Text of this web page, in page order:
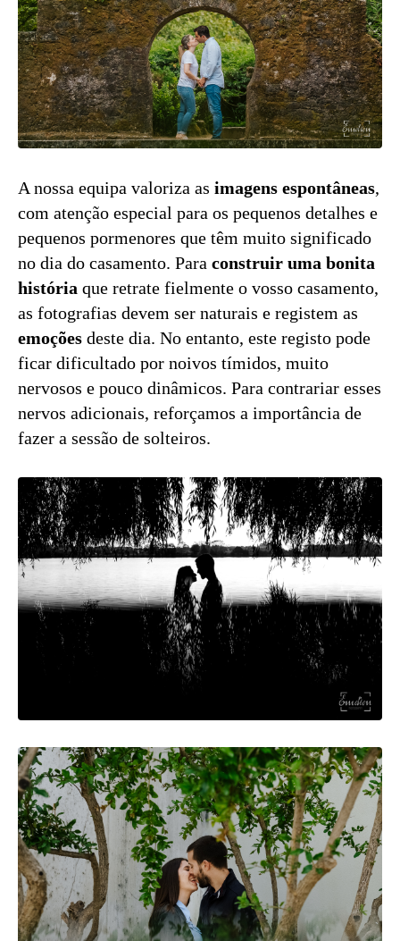
A nossa equipa valoriza as imagens espontâneas,
com atenção especial para os pequenos detalhes e
pequenos pormenores que têm muito significado
no dia do casamento. Para construir uma bonita
história que retrate fielmente o vosso casamento,
as fotografias devem ser naturais e registem as
emoções deste dia. No entanto, este registo pode
ficar dificultado por noivos tímidos, muito
nervosos e pouco dinâmicos. Para contrariar esses
nervos adicionais, reforçamos a importância de
fazer a sessão de solteiros.